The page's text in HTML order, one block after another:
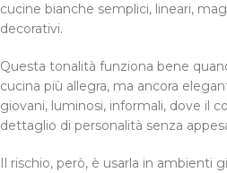
cucine bianche semplici, lineari,
decorativi.
Questa tonalità funziona bene
cucina più allegra, ma ancora
giovani, luminosi, informali, dove il
dettaglio di personalità senza
Il rischio, però, è usarla in ambienti